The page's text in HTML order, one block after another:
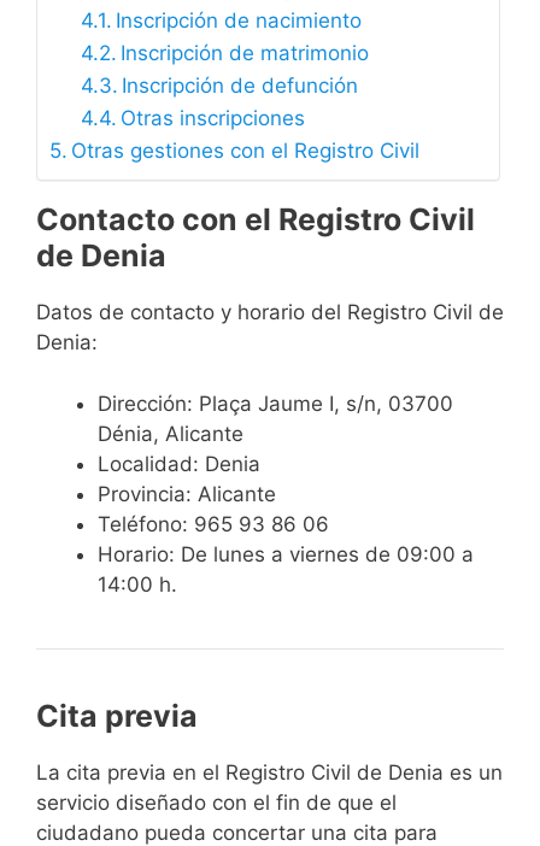
Inscripción de nacimiento
Inscripción de matrimonio
Inscripción de defunción
Otras inscripciones
Otras gestiones con el Registro Civil
Contacto con el Registro Civil
de Denia
Datos de contacto y horario del Registro Civil de
Denia:
Dirección: Plaça Jaume I, s/n, 03700
Dénia, Alicante
Localidad: Denia
Provincia: Alicante
Teléfono: 965 93 86 06
Horario: De lunes a viernes de 09:00 a
14:00 h.
Cita previa
​​​​​​​​​​​​​​​​​​​​​​​​​​​​La cita previa en el Registro Civil de Denia es un
servicio diseñado con el fin de que el
ciudadano pueda concertar una cita para